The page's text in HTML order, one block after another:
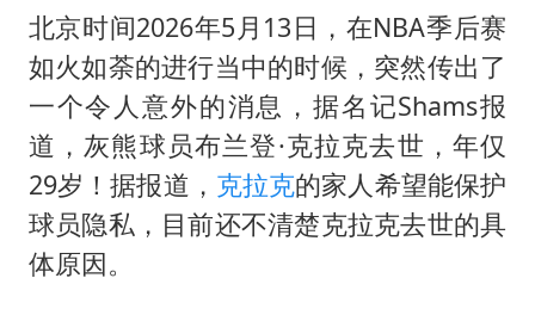
上海全力守护市民“菜篮子”
以军士兵把枪口对准中国记者
暑期研学游升温 在旅途中增长知识
猫咪过火把节被抹成黑猫
BLG经理辟谣Bin离队
北京时间2026年5月13日，在NBA季后赛
如火如荼的进行当中的时候，突然传出了
一个令人意外的消息，据名记Shams报
道，灰熊球员布兰登·克拉克去世，年仅
29岁！据报道， 克拉克的家人希望能保护
球员隐私，目前还不清楚克拉克去世的具
体原因。